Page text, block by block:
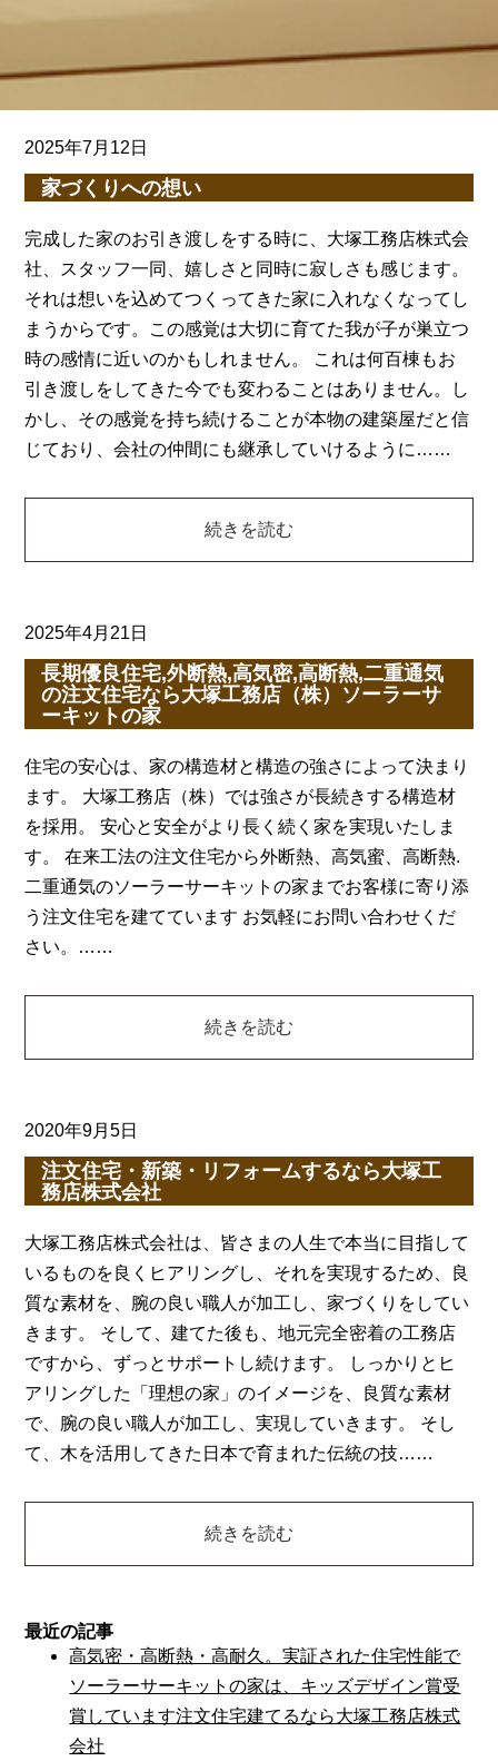
2025年7月12日
家づくりへの想い
完成した家のお引き渡しをする時に、大塚工務店株式会
社、スタッフ一同、嬉しさと同時に寂しさも感じます。
それは想いを込めてつくってきた家に入れなくなってし
まうからです。この感覚は大切に育てた我が子が巣立つ
時の感情に近いのかもしれません。 これは何百棟もお
引き渡しをしてきた今でも変わることはありません。し
かし、その感覚を持ち続けることが本物の建築屋だと信
じており、会社の仲間にも継承していけるように……
続きを読む
2025年4月21日
長期優良住宅,外断熱,高気密,高断熱,二重通気
の注文住宅なら大塚工務店（株）ソーラーサ
ーキットの家
住宅の安心は、家の構造材と構造の強さによって決まり
ます。 大塚工務店（株）では強さが長続きする構造材
を採用。 安心と安全がより長く続く家を実現いたしま
す。 在来工法の注文住宅から外断熱、高気蜜、高断熱.
二重通気のソーラーサーキットの家までお客様に寄り添
う注文住宅を建てています お気軽にお問い合わせくだ
さい。……
続きを読む
2020年9月5日
注文住宅・新築・リフォームするなら大塚工
務店株式会社
大塚工務店株式会社は、皆さまの人生で本当に目指して
いるものを良くヒアリングし、それを実現するため、良
質な素材を、腕の良い職人が加工し、家づくりをしてい
きます。 そして、建てた後も、地元完全密着の工務店
ですから、ずっとサポートし続けます。 しっかりとヒ
アリングした「理想の家」のイメージを、良質な素材
で、腕の良い職人が加工し、実現していきます。 そし
て、木を活用してきた日本で育まれた伝統の技……
続きを読む
最近の記事
高気密・高断熱・高耐久。実証された住宅性能で
ソーラーサーキットの家は、キッズデザイン賞受
賞しています注文住宅建てるなら大塚工務店株式
会社